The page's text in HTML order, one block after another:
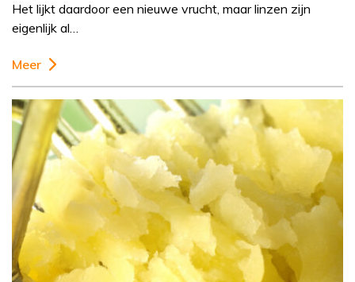
Het lijkt daardoor een nieuwe vrucht, maar linzen zijn
eigenlijk al…
Meer